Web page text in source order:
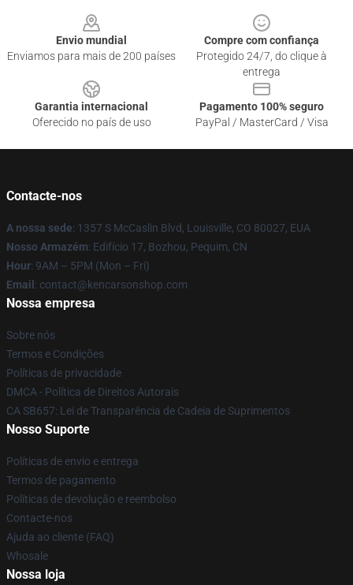
Envio mundial
Enviamos para mais de 200 países
Compre com confiança
Protegido 24/7, do clique à
entrega
Garantia internacional
Oferecido no país de uso
Pagamento 100% seguro
PayPal / MasterCard / Visa
Contacte-nos
A nossa sede: 1357 S McCaslin Blvd, Louisville, CO 80027, EUA
Nosso Armazém: Edifício 17, Bozhou, Pequim, CN
Hour: 9AM – 5PM (Mon – Fri)
Email : contact@kencarsonshop.com
Nossa empresa
Sobre nós
Termos e Condições
Políticas de privacidade
DMCA - Política de Direitos Autorais
CA SB657: Lei de Transparência de Cadeia de Suprimentos
Nosso Suporte
Políticas de envio e entrega
Termos de pagamento
Políticas de devolução e reembolso
Contacte-nos
Ajuda ao cliente (FAQ)
Whosale
Nossa loja